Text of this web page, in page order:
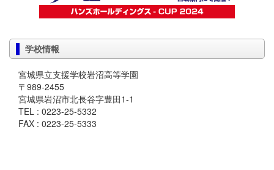
学校情報
宮城県立支援学校岩沼高等学園
〒989-2455
宮城県岩沼市北長谷字豊田1-1
TEL : 0223-25-5332
FAX : 0223-25-5333